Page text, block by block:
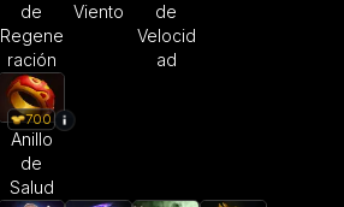
de
Regene
ración
Viento
de
Velocid
ad
700
Anillo
de
Salud